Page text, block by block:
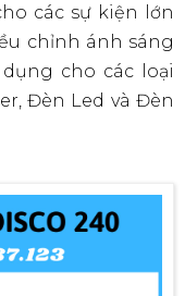
các sự kiện lớn
chỉnh ánh sáng
cho các loại
Đèn Led và Đèn